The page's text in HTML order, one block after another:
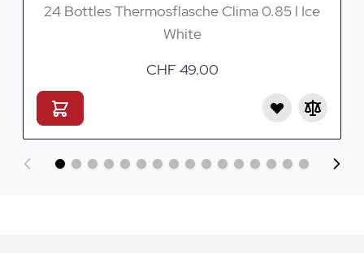
24 Bottles Thermosflasche Clima 0.85 l Ice
White
CHF 49.00